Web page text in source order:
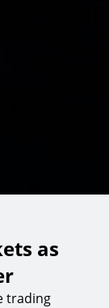
as
trading